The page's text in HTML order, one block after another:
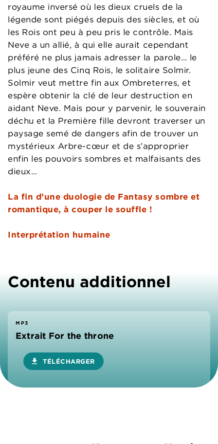
royaume inversé où les dieux cruels de la
légende sont piégés depuis des siècles, et où
les Rois ont peu à peu pris le contrôle. Mais
Neve a un allié, à qui elle aurait cependant
préféré ne plus jamais adresser la parole… le
plus jeune des Cinq Rois, le solitaire Solmir.
Solmir veut mettre fin aux Ombreterres, et
espère obtenir la clé de leur destruction en
aidant Neve. Mais pour y parvenir, le souverain
déchu et la Première fille devront traverser un
paysage semé de dangers afin de trouver un
mystérieux Arbre-cœur et de s’approprier
enfin les pouvoirs sombres et malfaisants des
dieux…
La fin d’une duologie de Fantasy sombre et
romantique, à couper le souffle !
Interprétation humaine
Contenu additionnel
MP3
Extrait For the throne
download TÉLÉCHARGER